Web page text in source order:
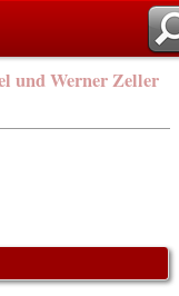
und Werner Zeller